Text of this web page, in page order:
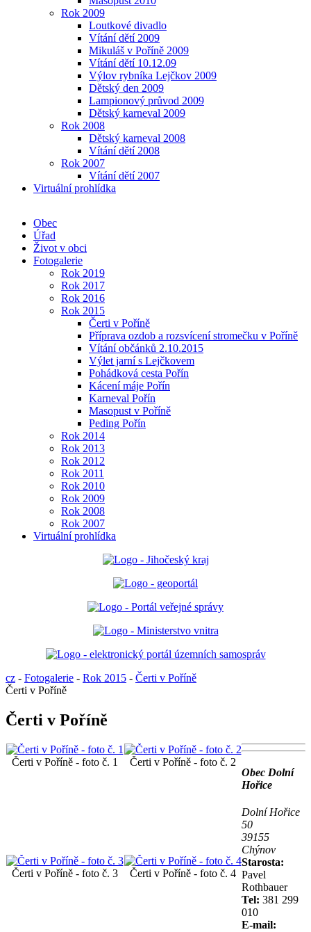
Rok 2009
Loutkové divadlo
Vítání dětí 2009
Mikuláš v Poříně 2009
Vítání dětí 10.12.09
Výlov rybníka Lejčkov 2009
Dětský den 2009
Lampionový průvod 2009
Dětský karneval 2009
Rok 2008
Dětský karneval 2008
Vítání dětí 2008
Rok 2007
Vítání dětí 2007
Virtuální prohlídka
Obec
Úřad
Život v obci
Fotogalerie
Rok 2019
Rok 2017
Rok 2016
Rok 2015
Čerti v Poříně
Příprava ozdob a rozsvícení stromečku v Poříně
Vítání občánků 2.10.2015
Výlet jarní s Lejčkovem
Pohádková cesta Pořín
Kácení máje Pořín
Karneval Pořín
Masopust v Poříně
Peding Pořín
Rok 2014
Rok 2013
Rok 2012
Rok 2011
Rok 2010
Rok 2009
Rok 2008
Rok 2007
Virtuální prohlídka
cz - Fotogalerie - Rok 2015 - Čerti v Poříně
Čerti v Poříně
Čerti v Poříně
Čerti v Poříně - foto č. 1 Čerti v Poříně - foto č. 2
Čerti v Poříně - foto č. 3 Čerti v Poříně - foto č. 4
Obec Dolní
Hořice
Dolní Hořice
50
39155
Chýnov
Starosta:
Pavel
Rothbauer
Tel: 381 299
010
E-mail: